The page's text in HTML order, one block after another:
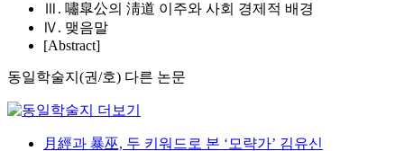
Ⅲ. 嘯皐公의 淸道 이주와 사회 경제적 배경
Ⅳ. 맺음말
[Abstract]
동일학술지(권/호) 다른 논문
月經과 暴巫, 두 키워드로 본 ‘모략가’ 김유신